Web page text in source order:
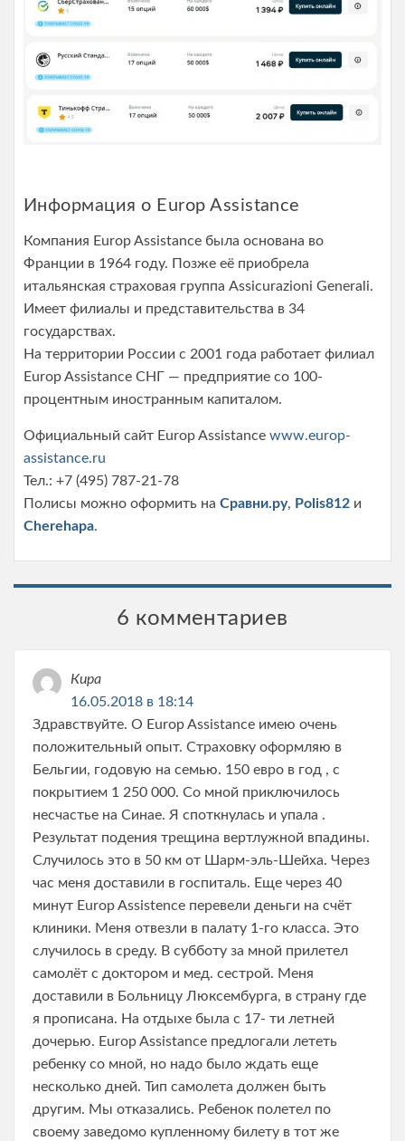
Информация о Europ Assistance
Компания Europ Assistance была основана во
Франции в 1964 году. Позже её приобрела
итальянская страховая группа Assicurazioni Generali.
Имеет филиалы и представительства в 34
государствах.
На территории России с 2001 года работает филиал
Europ Assistance СНГ — предприятие со 100-
процентным иностранным капиталом.
Официальный сайт Europ Assistance www.europ-
assistance.ru
Тел.: +7 (495) 787-21-78
Полисы можно оформить на Сравни.ру, Polis812 и
Cherehapa.
6 комментариев
Кира
16.05.2018 в 18:14
Здравствуйте. О Europ Assistance имею очень
положительный опыт. Страховку оформляю в
Бельгии, годовую на семью. 150 евро в год , с
покрытием 1 250 000. Со мной приключилось
несчастье на Синае. Я споткнулась и упала .
Результат подения трещина вертлужной впадины.
Случилось это в 50 км от Шарм-эль-Шейха. Через
час меня доставили в госпиталь. Еще через 40
минут Europ Assistence перевели деньги на счёт
клиники. Меня отвезли в палату 1-го класса. Это
случилось в среду. В субботу за мной прилетел
самолёт с доктором и мед. сестрой. Меня
доставили в Больницу Люксембурга, в страну где
я прописана. На отдыхе была с 17- ти летней
дочерью. Europ Assistance предлогали лететь
ребенку со мной, но надо было ждать еще
несколько дней. Тип самолета должен быть
другим. Мы отказались. Ребенок полетел по
своему заведомо купленному билету в тот же